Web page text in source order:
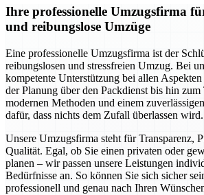
Ihre professionelle Umzugsfirma
und reibungslose Umzüge
Eine professionelle Umzugsfirma ist der
reibungslosen und stressfreien Umzug. Bei
kompetente Unterstützung bei allen
der Planung über den Packdienst bis hin
modernen Methoden und einem
dafür, dass nichts dem Zufall überlassen wird.
Unsere Umzugsfirma steht für Transparenz,
Qualität. Egal, ob Sie einen privaten oder
planen – wir passen unsere Leistungen
Bedürfnisse an. So können Sie sich sicher
professionell und genau nach Ihren